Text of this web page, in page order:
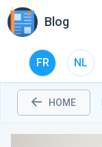
Blog
FR NL
HOME